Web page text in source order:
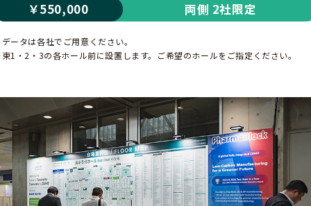
￥550,000
両側 2社限定
ータは各社でご用意ください。
1・2・3の各ホール前に設置します。ご希望のホールをご指定ください。